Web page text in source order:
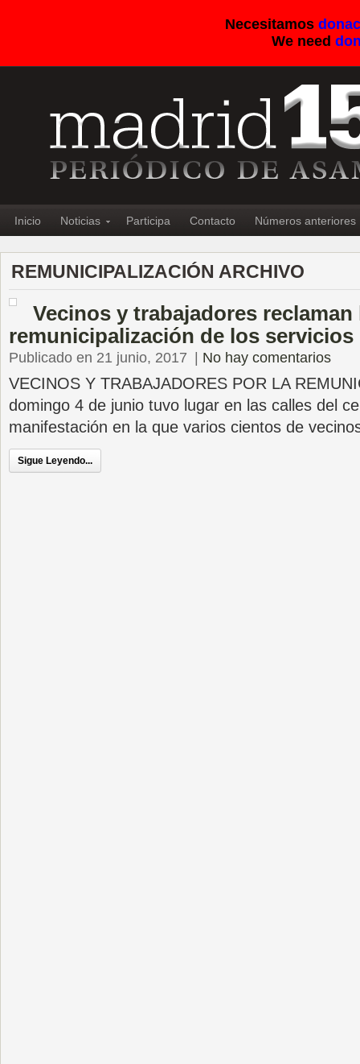
Necesitamos
We need
Inicio Noticias Participa Contacto Números anteriores
REMUNICIPALIZACIÓN ARCHIVO
Vecinos y trabajadores reclaman
remunicipalización de los
Publicado en 21 junio, 2017 No hay comentarios
VECINOS Y TRABAJADORES POR LA
domingo 4 de junio tuvo lugar en las calles del
manifestación en la que varios cientos de
Sigue Leyendo...